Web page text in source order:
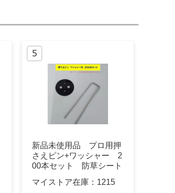
新品未使用品 プロ用押
さえピン+ワッシャー 2
00本セット 防草シート
マイストア在庫： 1215